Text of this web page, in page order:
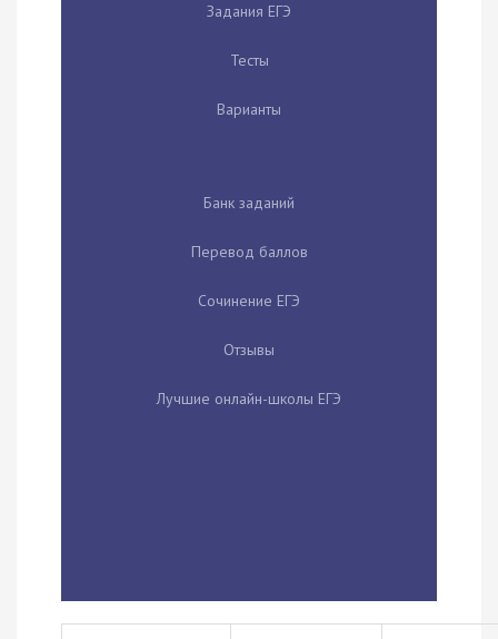
Задания ЕГЭ
Тесты
Варианты
Банк заданий
Перевод баллов
Сочинение ЕГЭ
Отзывы
Лучшие онлайн-школы ЕГЭ